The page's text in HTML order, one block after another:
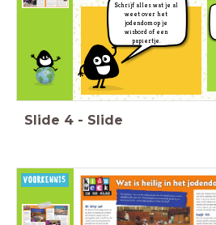
Schrijf alles wat je al
weet over het
jodendom op je
wisbord of een
papiertje.
Slide 4 - Slide
Heb je vragen